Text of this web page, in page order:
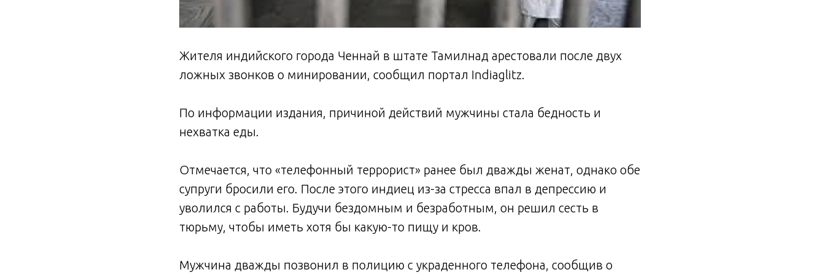
Жителя индийского города Ченнай в штате Тамилнад арестовали после двух
ложных звонков о минировании, сообщил портал Indiaglitz.
По информации издания, причиной действий мужчины стала бедность и
нехватка еды.
Отмечается, что «телефонный террорист» ранее был дважды женат, однако обе
супруги бросили его. После этого индиец из-за стресса впал в депрессию и
уволился с работы. Будучи бездомным и безработным, он решил сесть в
тюрьму, чтобы иметь хотя бы какую-то пищу и кров.
Мужчина дважды позвонил в полицию с украденного телефона, сообщив о